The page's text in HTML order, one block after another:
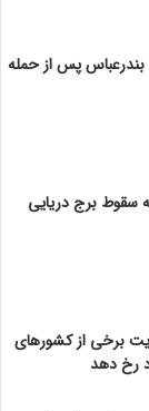
پس از حمله
سقوط برج دریایی
برخی از کشورهای
رخ دهد